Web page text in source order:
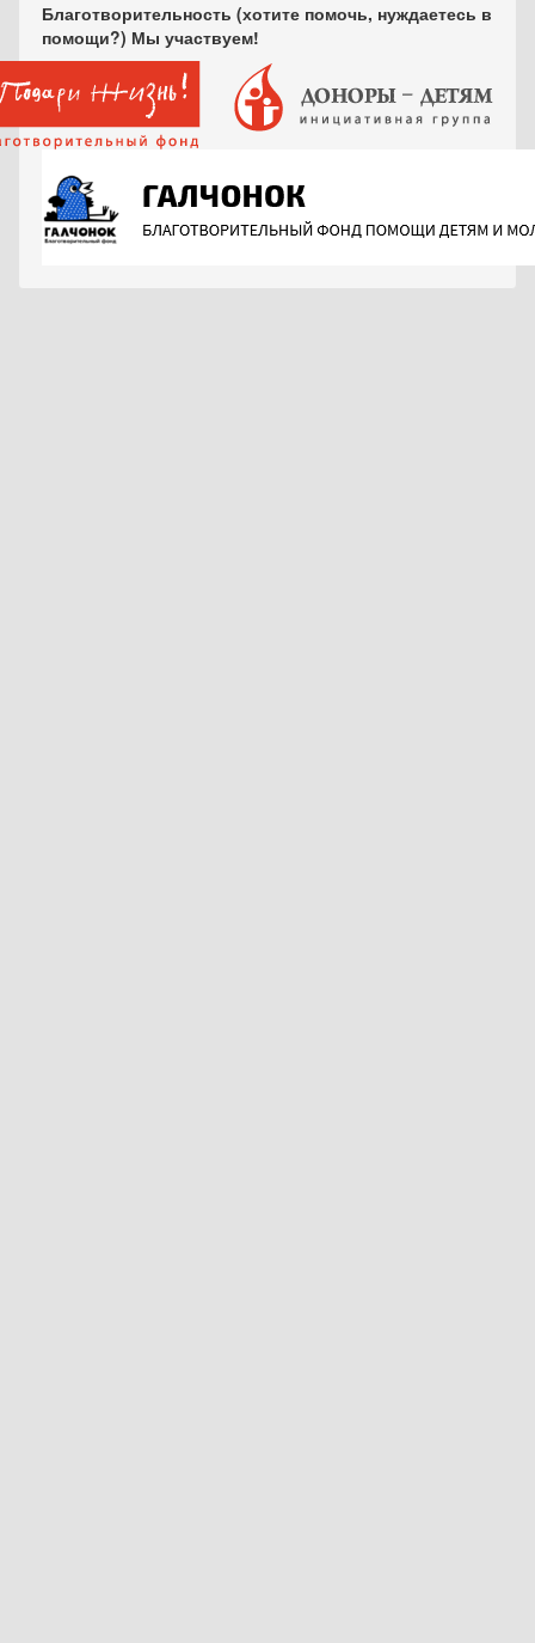
Благотворительность (хотите помочь, нуждаетесь в
помощи?) Мы участвуем!